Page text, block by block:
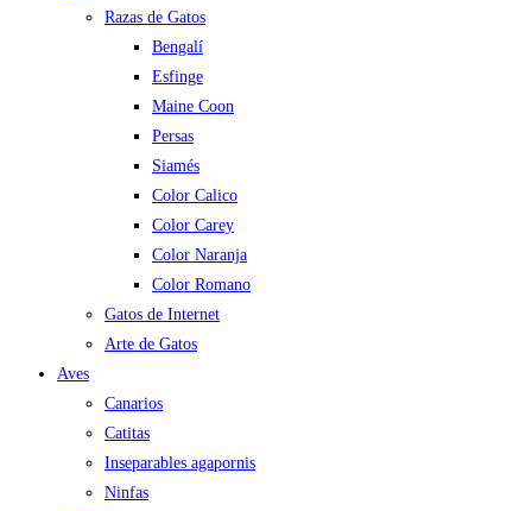
Razas de Gatos
Bengalí
Esfinge
Maine Coon
Persas
Siamés
Color Calico
Color Carey
Color Naranja
Color Romano
Gatos de Internet
Arte de Gatos
Aves
Canarios
Catitas
Inseparables agapornis
Ninfas